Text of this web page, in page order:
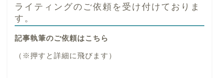
ライティングのご依頼を受け付けておりま
す。
記事執筆のご依頼はこちら
（※押すと詳細に飛びます）